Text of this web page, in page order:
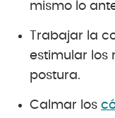
mismo lo
Trabajar la
estimular los
postura.
Calmar los